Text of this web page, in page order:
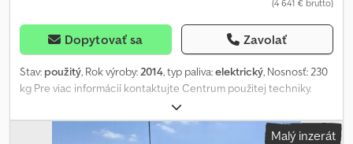
(4 641 € brutto)
Dopytovať sa Zavolať
Stav: použitý, Rok výroby:2014, typ paliva:elektrický, Nosnosť: 230
kg Pre viac informácií kontaktujte Centrum použitej techniky.
Malý inzerát